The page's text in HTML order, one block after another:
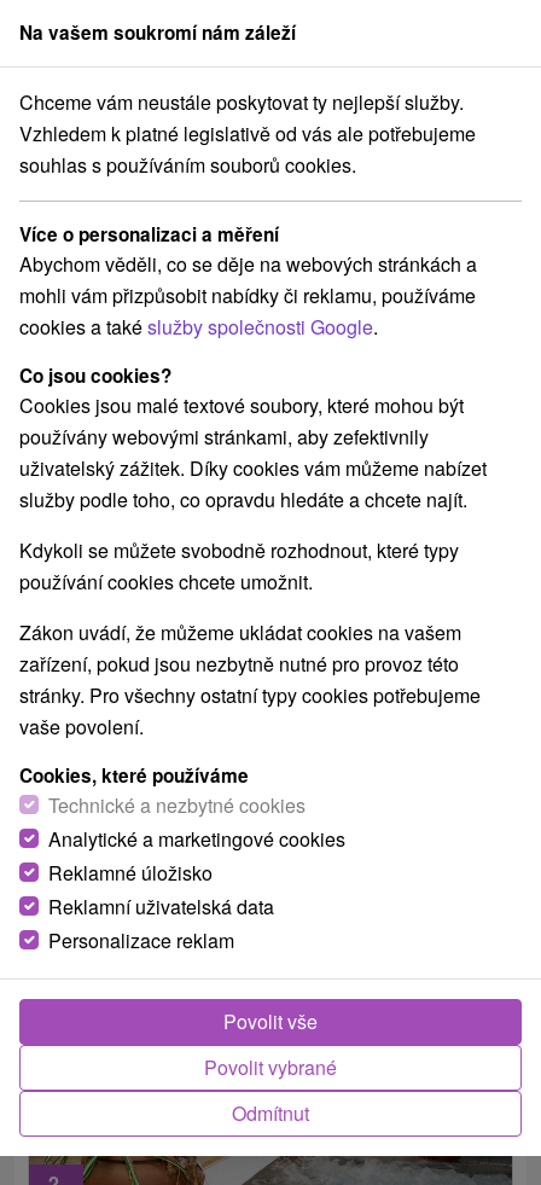
člen skupinySorger
Pobyty na Slovensku Letní pobyty Trenčiansky kraj
Letní pobyty Trenčiansky kraj
Kategorie
Všechny kategorie
Pobyty v akci(13)
Wellness pobyty(22) Víkendové pobyty(10)
Romantické pobyty
Rodinné pobyty(5)
Vyberte lokalitu nebo termín
Nejprodávanější
1.
Lázeňský pobyt KLASIK: Regenerační pobyt s
péčí lékaře
Lázně Bojnice
Od 6 Nocí
Plná Penze
Spojte odpočinek s odbornou péčí. Pobyt s plnou
penzí, lékařskými konzultacemi a léčebnými
procedurami denně.
Na vašem soukromí nám záleží
Chceme vám neustále poskytovat ty nejlepší služby.
Vzhledem k platné legislativě od vás ale potřebujeme
souhlas s používáním souborů cookies.
Více o personalizaci a měření
Abychom věděli, co se děje na webových stránkách a
mohli vám přizpůsobit nabídky či reklamu, používáme
cookies a takéslužby společnosti Google.
Co jsou cookies?
Cookies jsou malé textové soubory, které mohou být
používány webovými stránkami, aby zefektivnily
uživatelský zážitek. Díky cookies vám můžeme nabízet
služby podle toho, co opravdu hledáte a chcete najít.
Kdykoli se můžete svobodně rozhodnout, které typy
používání cookies chcete umožnit.
Zákon uvádí, že můžeme ukládat cookies na vašem
zařízení, pokud jsou nezbytně nutné pro provoz této
stránky. Pro všechny ostatní typy cookies potřebujeme
vaše povolení.
Cookies, které používáme
Technické a nezbytné cookies
Analytické a marketingové cookies
Reklamné úložisko
Reklamní uživatelská data
Personalizace reklam
Odmítnut
Povolit vybrané
Povolit vše